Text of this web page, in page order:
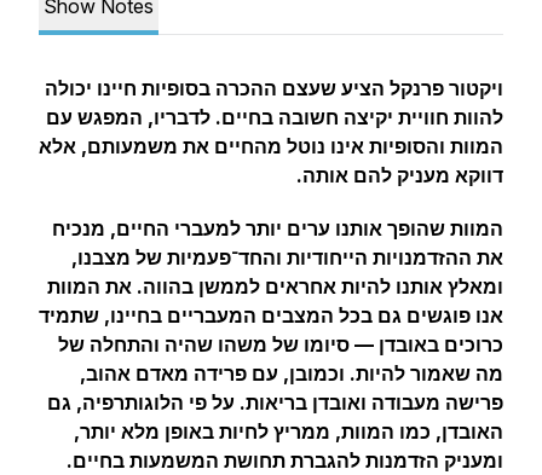
Show Notes
ויקטור פרנקל הציע שעצם ההכרה בסופיות חיינו יכולה
להוות חוויית יקיצה חשובה בחיים. לדבריו, המפגש עם
המוות והסופיות אינו נוטל מהחיים את משמעותם, אלא
דווקא מעניק להם אותה.
המוות שהופך אותנו ערים יותר למעברי החיים, מנכיח
את ההזדמנויות הייחודיות והחד־פעמיות של מצבנו,
ומאלץ אותנו להיות אחראים לממשן בהווה. את המוות
אנו פוגשים גם בכל המצבים המעבריים בחיינו, שתמיד
כרוכים באובדן — סיומו של משהו שהיה והתחלה של
מה שאמור להיות. וכמובן, עם פרידה מאדם אהוב,
פרישה מעבודה ואובדן בריאות. על פי הלוגותרפיה, גם
האובדן, כמו המוות, ממריץ לחיות באופן מלא יותר,
ומעניק הזדמנות להגברת תחושת המשמעות בחיים.